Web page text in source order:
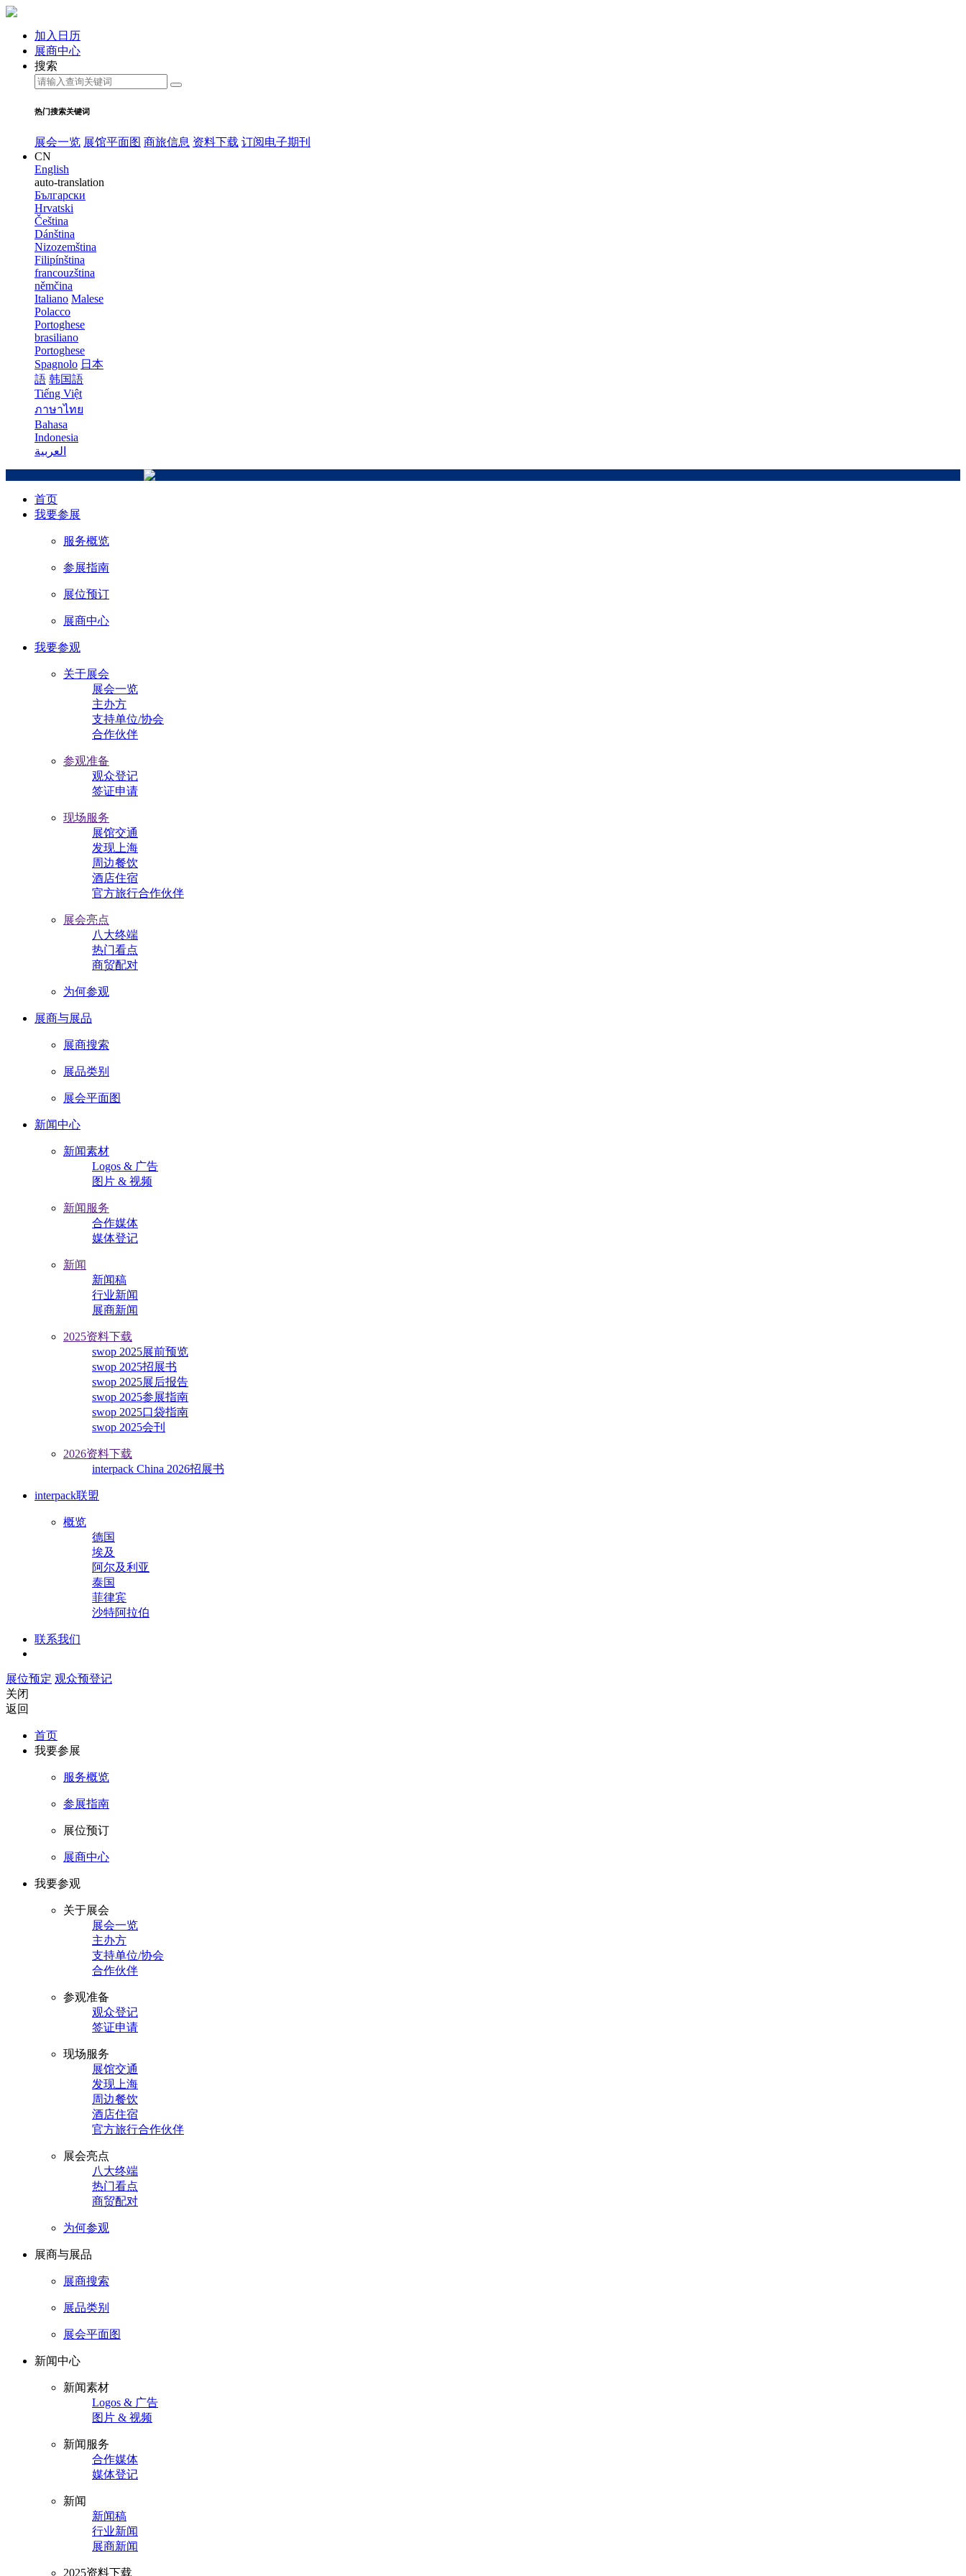
加入日历
展商中心
搜索
热门搜索关键词
展会一览 展馆平面图 商旅信息 资料下载 订阅电子期刊
CN
English
auto-translation
Български
Hrvatski
Čeština
Dánština
Nizozemština
Filipínština
francouzština
němčina
Italiano Malese
Polacco
Portoghese
brasiliano
Portoghese
Spagnolo 日本
語 韩国語
Tiếng Việt
ภาษาไทย
Bahasa
Indonesia
العربية
首页
我要参展
服务概览
参展指南
展位预订
展商中心
我要参观
关于展会
展会一览
主办方
支持单位/协会
合作伙伴
参观准备
观众登记
签证申请
现场服务
展馆交通
发现上海
周边餐饮
酒店住宿
官方旅行合作伙伴
展会亮点
八大终端
热门看点
商贸配对
为何参观
展商与展品
展商搜索
展品类别
展会平面图
新闻中心
新闻素材
Logos & 广告
图片 & 视频
新闻服务
合作媒体
媒体登记
新闻
新闻稿
行业新闻
展商新闻
2025资料下载
swop 2025展前预览
swop 2025招展书
swop 2025展后报告
swop 2025参展指南
swop 2025口袋指南
swop 2025会刊
2026资料下载
interpack China 2026招展书
interpack联盟
概览
德国
埃及
阿尔及利亚
泰国
菲律宾
沙特阿拉伯
联系我们
展位预定 观众预登记
关闭
返回
首页
我要参展
服务概览
参展指南
展位预订
展商中心
我要参观
关于展会
展会一览
主办方
支持单位/协会
合作伙伴
参观准备
观众登记
签证申请
现场服务
展馆交通
发现上海
周边餐饮
酒店住宿
官方旅行合作伙伴
展会亮点
八大终端
热门看点
商贸配对
为何参观
展商与展品
展商搜索
展品类别
展会平面图
新闻中心
新闻素材
Logos & 广告
图片 & 视频
新闻服务
合作媒体
媒体登记
新闻
新闻稿
行业新闻
展商新闻
2025资料下载